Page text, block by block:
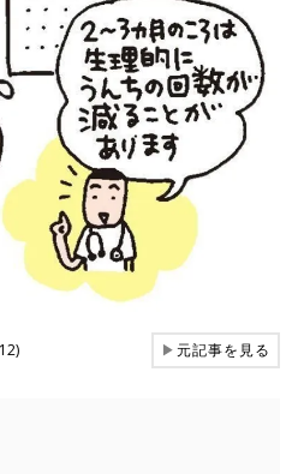
▶元記事を見る